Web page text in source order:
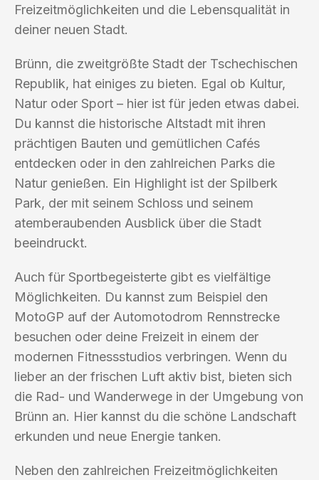
Freizeitmöglichkeiten und die Lebensqualität in
deiner neuen Stadt.
Brünn, die zweitgrößte Stadt der Tschechischen
Republik, hat einiges zu bieten. Egal ob Kultur,
Natur oder Sport – hier ist für jeden etwas dabei.
Du kannst die historische Altstadt mit ihren
prächtigen Bauten und gemütlichen Cafés
entdecken oder in den zahlreichen Parks die
Natur genießen. Ein Highlight ist der Spilberk
Park, der mit seinem Schloss und seinem
atemberaubenden Ausblick über die Stadt
beeindruckt.
Auch für Sportbegeisterte gibt es vielfältige
Möglichkeiten. Du kannst zum Beispiel den
MotoGP auf der Automotodrom Rennstrecke
besuchen oder deine Freizeit in einem der
modernen Fitnessstudios verbringen. Wenn du
lieber an der frischen Luft aktiv bist, bieten sich
die Rad- und Wanderwege in der Umgebung von
Brünn an. Hier kannst du die schöne Landschaft
erkunden und neue Energie tanken.
Neben den zahlreichen Freizeitmöglichkeiten